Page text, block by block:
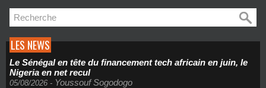
LES NEWS
Le Sénégal en tête du financement tech africain en juin, le
Nigeria en net recul
05/08/2026 - Youssouf Sogodogo